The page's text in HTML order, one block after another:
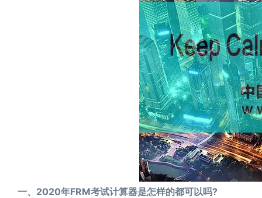
一、2020年FRM考试计算器是怎样的都可以吗?